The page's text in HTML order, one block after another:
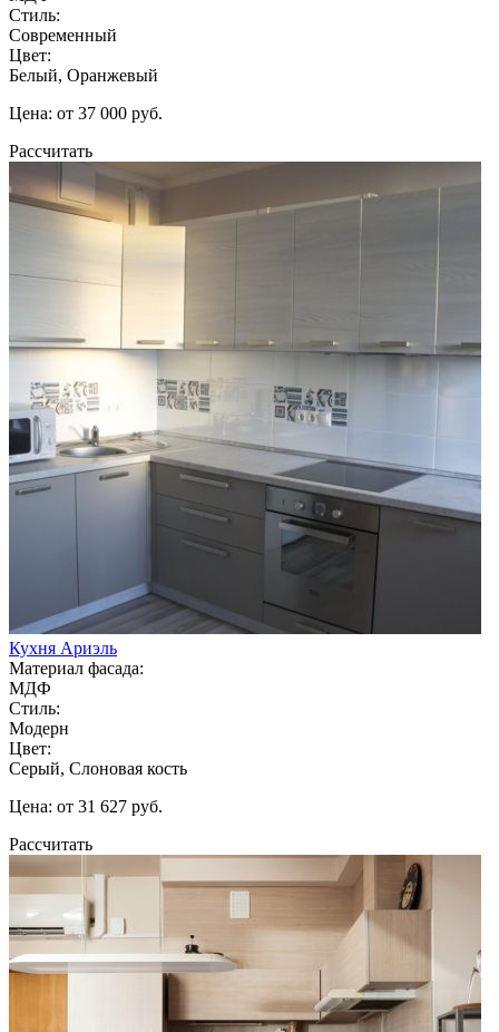
Стиль:
Современный
Цвет:
Белый, Оранжевый
Цена: от 37 000 руб.
Рассчитать
Кухня Ариэль
Материал фасада:
МДФ
Стиль:
Модерн
Цвет:
Серый, Слоновая кость
Цена: от 31 627 руб.
Рассчитать